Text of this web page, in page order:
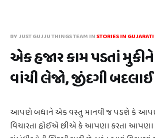
BY JUST GUJJU THINGS TEAM INSTORIES IN GUJARATI
એક હજાર કામ પડતાં
વાંચી લેજો, જીંદગી
આપણે બધાને એક વસ્તુ માનવી જ પડશે કે
વિચારતા હોઈએ છીએ કે આપણા કરતા